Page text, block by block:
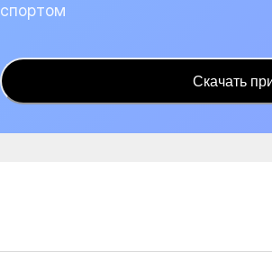
спортом
Скачать